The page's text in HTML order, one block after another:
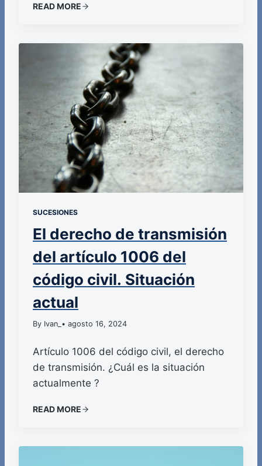
READ MORE
SUCESIONES
El derecho de transmisión
del artículo 1006 del
código civil. Situación
actual
By Ivan_ • agosto 16, 2024
Artículo 1006 del código civil, el derecho
de transmisión. ¿Cuál es la situación
actualmente ?
READ MORE